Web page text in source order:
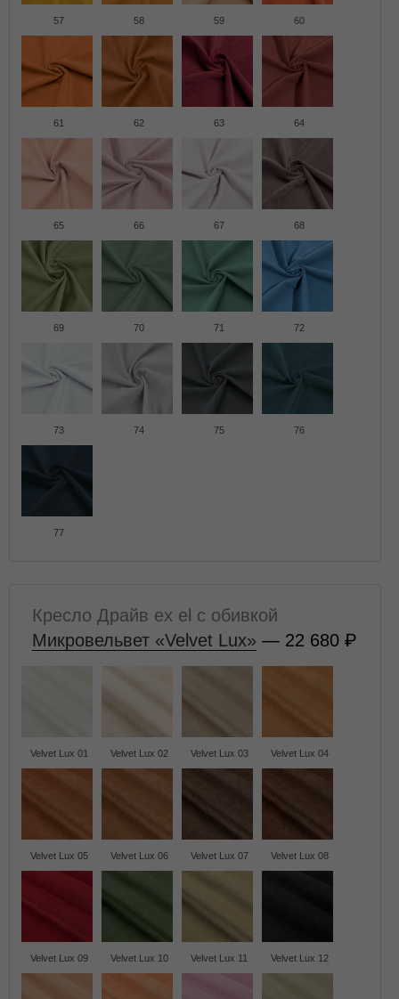
57 58 59 60
61 62 63 64
65 66 67 68
69 70 71 72
73 74 75 76
77
Кресло Драйв ex el с обивкой
Микровельвет «Velvet Lux» — 22 680
Velvet Lux 01 Velvet Lux 02 Velvet Lux 03 Velvet Lux 04
Velvet Lux 05 Velvet Lux 06 Velvet Lux 07 Velvet Lux 08
Velvet Lux 09 Velvet Lux 10 Velvet Lux 11 Velvet Lux 12